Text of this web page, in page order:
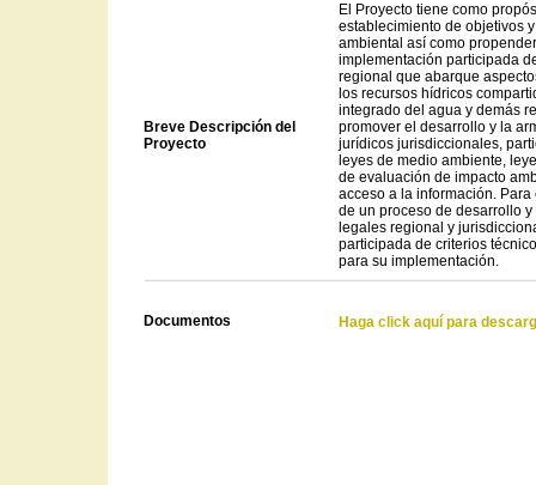
Breve Descripción del
Proyecto
El Proyecto tiene como
establecimiento de objetivos
ambiental así como
implementación participada
regional que abarque
los recursos hídricos
integrado del agua y demás
promover el desarrollo y la
jurídicos jurisdiccionales,
leyes de medio ambiente,
de evaluación de impacto
acceso a la información.
de un proceso de desarrollo
legales regional y
participada de criterios
para su implementación.
Documentos Haga click aquí para